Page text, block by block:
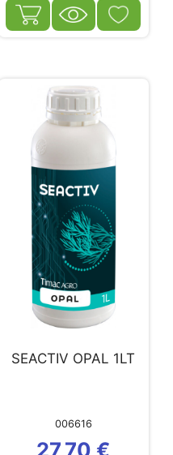
SEACTIV OPAL 1LT
006616
27,70 €